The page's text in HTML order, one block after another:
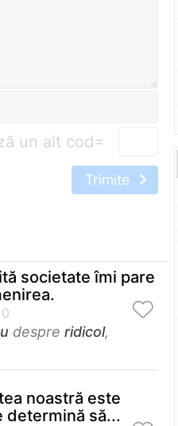
=
Trimite
societate îmi pare
despre ridicol,
noastră este
determină să...